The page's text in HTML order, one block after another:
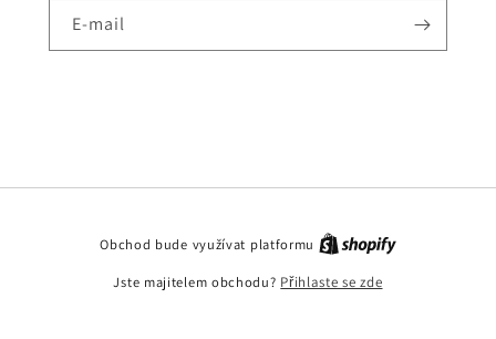
E-mail
Obchod bude využívat platformu
Jste majitelem obchodu? Přihlaste se zde